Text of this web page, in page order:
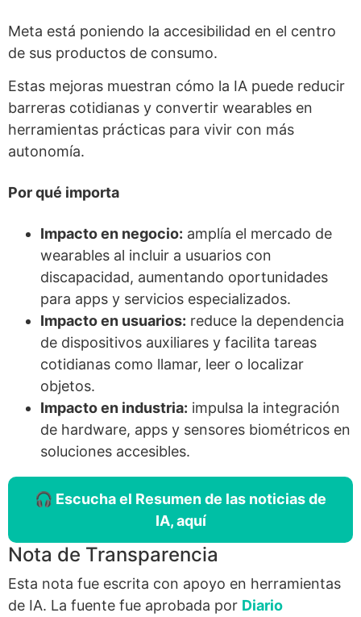
Meta está poniendo la accesibilidad en el centro
de sus productos de consumo.
Estas mejoras muestran cómo la IA puede reducir
barreras cotidianas y convertir wearables en
herramientas prácticas para vivir con más
autonomía.
Por qué importa
Impacto en negocio: amplía el mercado de
wearables al incluir a usuarios con
discapacidad, aumentando oportunidades
para apps y servicios especializados.
Impacto en usuarios: reduce la dependencia
de dispositivos auxiliares y facilita tareas
cotidianas como llamar, leer o localizar
objetos.
Impacto en industria: impulsa la integración
de hardware, apps y sensores biométricos en
soluciones accesibles.
🎧 Escucha el Resumen de las noticias de
IA, aquí
Nota de Transparencia
Esta nota fue escrita con apoyo en herramientas
de IA. La fuente fue aprobada por Diario